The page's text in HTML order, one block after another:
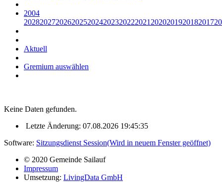
2004
20282027202620252024202320222021 2020201920182017
Aktuell
Gremium auswählen
Keine Daten gefunden.
Letzte Änderung: 07.08.2026 19:45:35
Software: Sitzungsdienst Session(Wird in neuem Fenster geöffnet)
© 2020 Gemeinde Sailauf
Impressum
Umsetzung: LivingData GmbH